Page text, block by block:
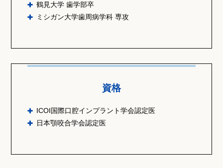
鶴見大学 歯学部卒
ミシガン大学歯周病学科 専攻
資格
ICOI国際口腔インプラント学会認定医
日本顎咬合学会認定医